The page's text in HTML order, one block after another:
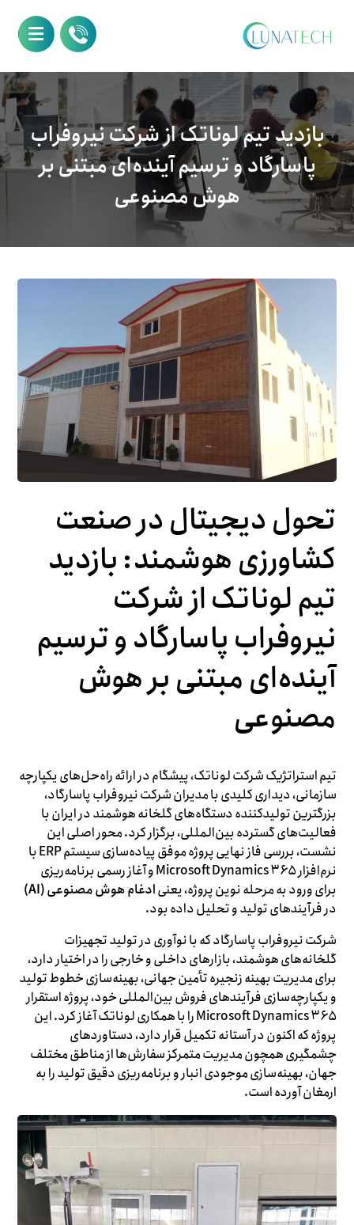
بازدید تیم لوناتک از شرکت نیروفراب
پاسارگاد و ترسیم آینده‌ای مبتنی بر
هوش مصنوعی
تحول دیجیتال در صنعت
کشاورزی هوشمند: بازدید
تیم لوناتک از شرکت
نیروفراب پاسارگاد و ترسیم
آینده‌ای مبتنی بر هوش
مصنوعی
تیم استراتژیک شرکت لوناتک، پیشگام در ارائه راه‌حل‌های یکپارچه
سازمانی، دیداری کلیدی با مدیران شرکت نیروفراب پاسارگاد،
بزرگترین تولیدکننده دستگاه‌های گلخانه هوشمند در ایران با
فعالیت‌های گسترده بین‌المللی، برگزار کرد. محور اصلی این
نشست، بررسی فاز نهایی پروژه موفق پیاده‌سازی سیستم ERP با
نرم‌افزار Microsoft Dynamics ۳۶۵ و آغاز رسمی برنامه‌ریزی
برای ورود به مرحله نوین پروژه، یعنیادغام هوش مصنوعی (AI)
در فرآیندهای تولید و تحلیل داده بود.
شرکت نیروفراب پاسارگاد که با نوآوری در تولید تجهیزات
گلخانه‌های هوشمند، بازارهای داخلی و خارجی را در اختیار دارد،
برای مدیریت بهینه زنجیره تأمین جهانی، بهینه‌سازی خطوط تولید
و یکپارچه‌سازی فرآیندهای فروش بین‌المللی خود، پروژه استقرار
Microsoft Dynamics ۳۶۵ را با همکاری لوناتک آغاز کرد. این
پروژه که اکنون در آستانه تکمیل قرار دارد، دستاوردهای
چشمگیری همچون مدیریت متمرکز سفارش‌ها از مناطق مختلف
جهان، بهینه‌سازی موجودی انبار و برنامه‌ریزی دقیق تولید را به
ارمغان آورده است.